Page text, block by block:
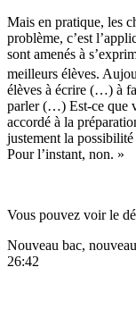
Mais en pratique, les
problème, c’est
sont amenés à
meilleurs élèves.
élèves à écrire (…) à
parler (…) Est-ce que
accordé à la
justement la
Pour l’instant, non. »
Vous pouvez voir le
Nouveau bac,
26:42